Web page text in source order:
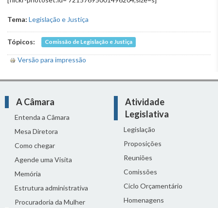
Tema: Legislação e Justiça
Tópicos: Comissão de Legislação e Justiça
Versão para impressão
A Câmara
Entenda a Câmara
Mesa Diretora
Como chegar
Agende uma Visita
Memória
Estrutura administrativa
Procuradoria da Mulher
Atividade
Legislativa
Legislação
Proposições
Reuniões
Comissões
Ciclo Orçamentário
Homenagens